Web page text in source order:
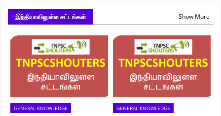
இந்தியாவிலுள்ள சட்டங்கள் Show More
GENERAL KNOWLEDGE GENERAL KNOWLEDGE